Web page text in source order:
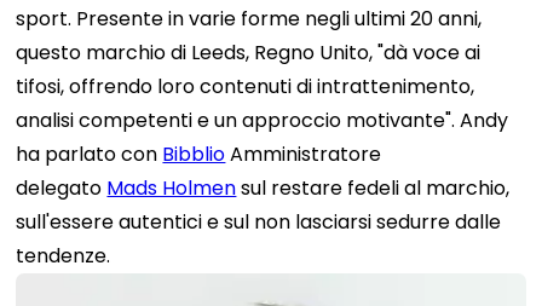
sport. Presente in varie forme negli ultimi 20 anni,
questo marchio di Leeds, Regno Unito, "dà voce ai
tifosi, offrendo loro contenuti di intrattenimento,
analisi competenti e un approccio motivante". Andy
ha parlato con BibblioAmministratore
delegato Mads Holmensul restare fedeli al marchio,
sull'essere autentici e sul non lasciarsi sedurre dalle
tendenze.